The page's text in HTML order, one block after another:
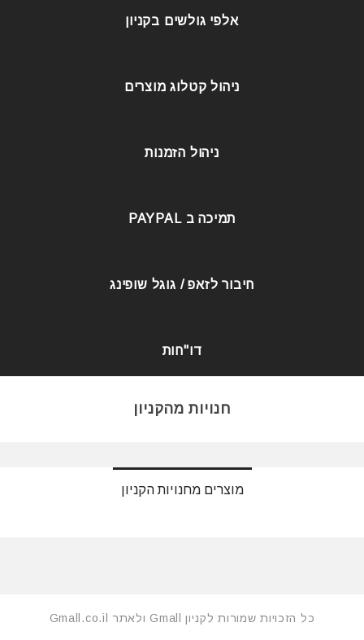
אלפי גולשים בקניון
ניהול קטלוג מוצרים
ניהול הזמנות
תמיכה ב PAYPAL
חיבור לזאפ / גוגל שופינג
דו"חות
חנויות מהקניון
מוצרים מחנויות הקניון
כל הזכויות שמורות לקניון Gmall ולאתר Gmall.co.il